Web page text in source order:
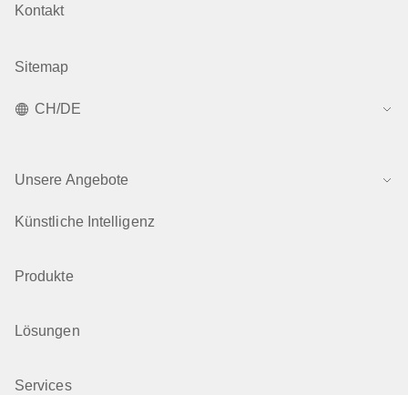
Kontakt
Sitemap
CH/DE
Unsere Angebote
Künstliche Intelligenz
Produkte
Lösungen
Services